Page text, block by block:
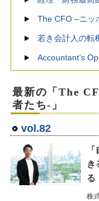
The CFO –ニッ
若き会計人の転
Accountant’s
最新の「The
者たち-」
vol.82
き
る
株